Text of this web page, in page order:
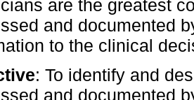
are the greatest
and documented
to the clinical
: To identify and
and documented